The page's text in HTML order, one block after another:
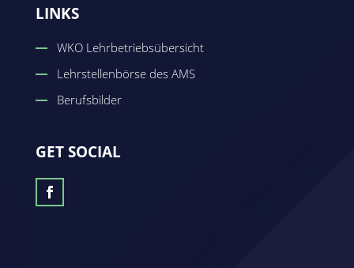
LINKS
WKO Lehrbetriebsübersicht
Lehrstellenbörse des AMS
Berufsbilder
GET SOCIAL